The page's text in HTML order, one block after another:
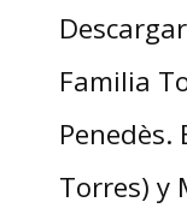
Familia
Penedès.
Torres) y